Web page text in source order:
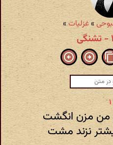
»غزلیات»
من مزن انگشت
نزند مشت